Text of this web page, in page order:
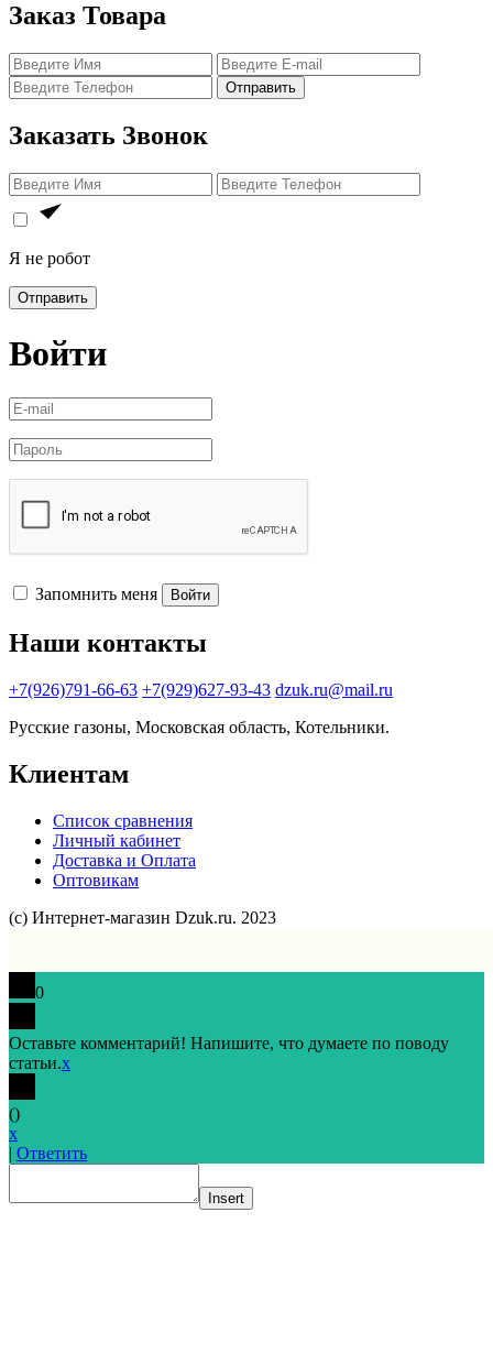
Заказ Товара
Отправить
Заказать Звонок
Я не робот
Отправить
Войти
Запомнить меня Войти
Наши контакты
+7(926)791-66-63 +7(929)627-93-43 dzuk.ru@mail.ru
Русские газоны, Московская область, Котельники.
Клиентам
Список сравнения
Личный кабинет
Доставка и Оплата
Оптовикам
(с) Интернет-магазин Dzuk.ru. 2023
0
Оставьте комментарий! Напишите, что думаете по поводу
статьи.x
()
x
| Ответить
Insert